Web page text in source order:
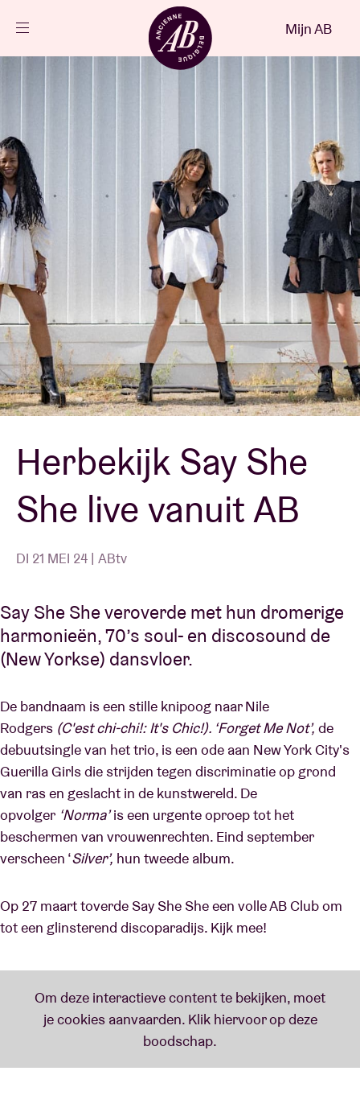
NL
Agenda
Projecten
Nieuws
Bezoekersinfo
AB ❤ you
Zaalhuur
BRDCST
ABtv
Concertcheque
Over AB
Contact
Mijn AB
Herbekijk Say She
She live vanuit AB
DI 21 MEI 24 | ABtv
Say She She veroverde met hun dromerige
harmonieën, 70’s soul- en discosound de
(New Yorkse) dansvloer.
De bandnaam is een stille knipoog naar Nile
Rodgers (C'est chi-chi!: It's Chic!). ‘Forget Me Not’, de
debuutsingle van het trio, is een ode aan New York City's
Guerilla Girls die strijden tegen discriminatie op grond
van ras en geslacht in de kunstwereld. De
opvolger ‘Norma’is een urgente oproep tot het
beschermen van vrouwenrechten. Eind september
verscheen ‘Silver’, hun tweede album.
Op 27 maart toverde Say She She een volle AB Club om
tot een glinsterend discoparadijs. Kijk mee!